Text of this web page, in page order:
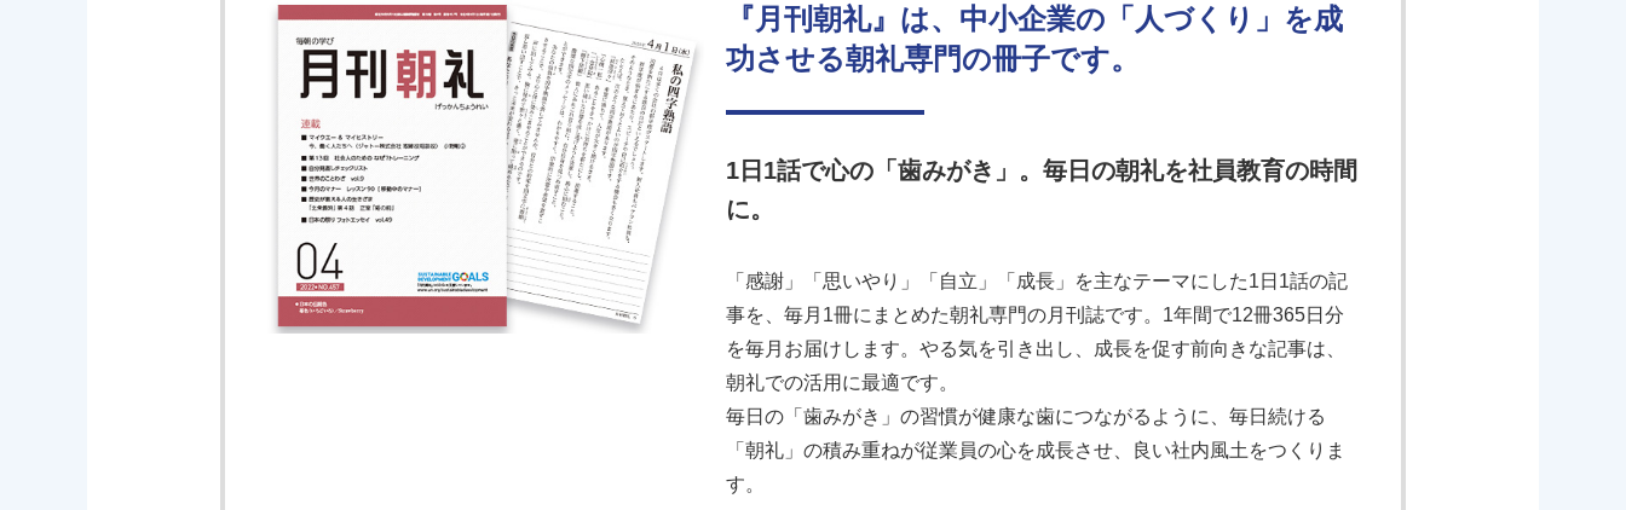
『月刊朝礼』は、中小企業の「人づくり」を成
功させる朝礼専門の冊子です。
1日1話で心の「歯みがき」。毎日の朝礼を社員教育の時間
に。
「感謝」「思いやり」「自立」「成長」を主なテーマにした1日1話の記
事を、毎月1冊にまとめた朝礼専門の月刊誌です。1年間で12冊365日分
を毎月お届けします。やる気を引き出し、成長を促す前向きな記事は、
朝礼での活用に最適です。
毎日の「歯みがき」の習慣が健康な歯につながるように、毎日続ける
「朝礼」の積み重ねが従業員の心を成長させ、良い社内風土をつくりま
す。